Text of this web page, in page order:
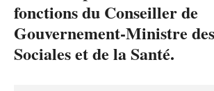
fonctions du Conseiller de
Gouvernement-Ministre
Sociales et de la Santé.